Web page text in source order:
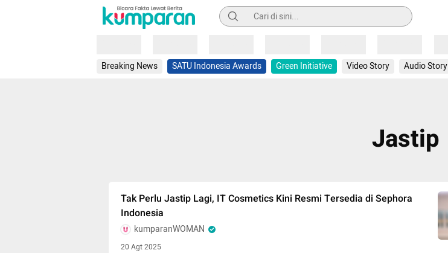
Pencarian
Breaking News SATU Indonesia Awards Green Initiative Video Story Audio Story
Jastip
Tak Perlu Jastip Lagi, IT Cosmetics Kini Resmi Tersedia di Sephora
Indonesia
kumparanWOMAN
20 Agt 2025